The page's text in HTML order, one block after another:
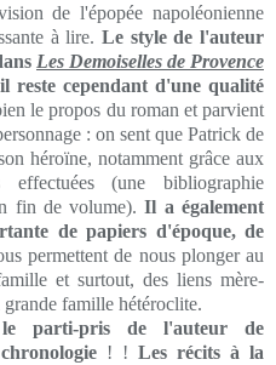
de l'épopée napoléonienne
à lire. Le style de l'auteur
Les Demoiselles de Provence
reste cependant d'une qualité
le propos du roman et parvient
: on sent que Patrick de
héroïne, notamment grâce aux
(une bibliographie
fin de volume).Il a également
de papiers d'époque, de
permettent de nous plonger au
et surtout, des liens mère-
famille hétéroclite.
parti-pris de l'auteur de
! ! Les récits à la